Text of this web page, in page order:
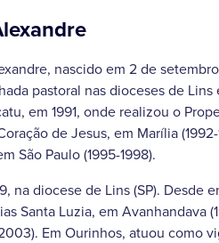
nascido em 2 de
pastoral nas dioceses de
em 1991, onde realizou o
de Jesus, em Marília
São Paulo (1995-1998).
na diocese de Lins (SP). Desde
Santa Luzia, em Avanhandava
Em Ourinhos, atuou como